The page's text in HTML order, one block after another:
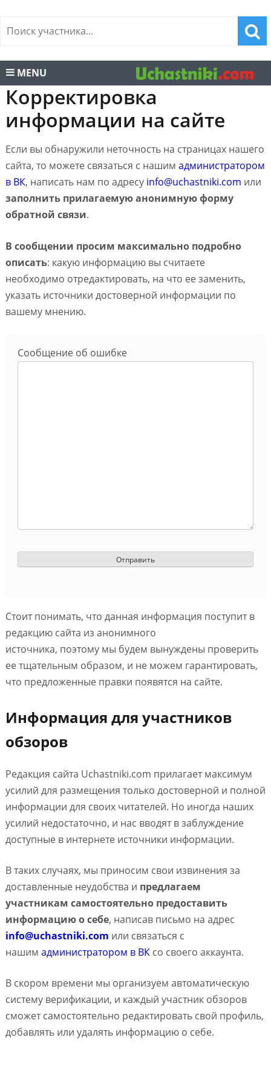
MENU
Корректировка
информации на сайте
Если вы обнаружили неточность на страницах нашего
сайта, то можете связаться с нашим администратором
в ВК, написать нам по адресу info@uchastniki.com или
заполнить прилагаемую анонимную форму
обратной связи.
В сообщении просим максимально подробно
описать: какую информацию вы считаете
необходимо отредактировать, на что ее заменить,
указать источники достоверной информации по
вашему мнению.
Сообщение об ошибке
Стоит понимать, что данная информация поступит в
редакцию сайта из анонимного
источника, поэтому мы будем вынуждены проверить
ее тщательным образом, и не можем гарантировать,
что предложенные правки появятся на сайте.
Информация для участников
обзоров
Редакция сайта Uchastniki.com прилагает максимум
усилий для размещения только достоверной и полной
информации для своих читателей. Но иногда наших
усилий недостаточно, и нас вводят в заблуждение
доступные в интернете источники информации.
В таких случаях, мы приносим свои извинения за
доставленные неудобства и предлагаем
участникам самостоятельно предоставить
информацию о себе, написав письмо на адрес
info@uchastniki.com или связаться с
нашим администратором в ВКсо своего аккаунта.
В скором времени мы организуем автоматическую
систему верификации, и каждый участник обзоров
сможет самостоятельно редактировать свой профиль,
добавлять или удалять информацию о себе.